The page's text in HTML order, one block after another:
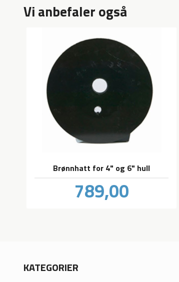
Vi anbefaler også
Brønnhatt for 4" og 6" hull
Pris
789,00mva.
KATEGORIER